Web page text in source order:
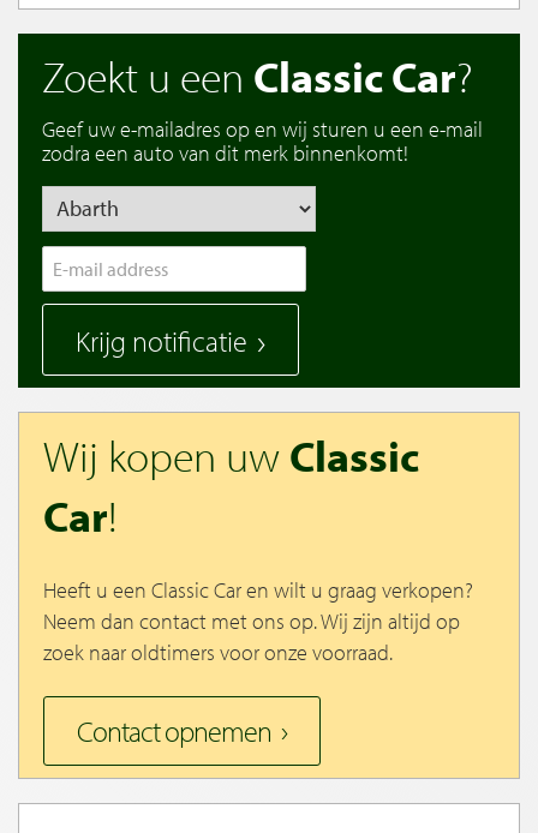
Zoekt u een Classic Car?
Geef uw e-mailadres op en wij sturen u een e-mail
zodra een auto van dit merk binnenkomt!
Krijg notificatie
Wij kopen uwClassic
Car!
Heeft u een Classic Car en wilt u graag verkopen?
Neem dan contact met ons op. Wij zijn altijd op
zoek naar oldtimers voor onze voorraad.
Contact opnemen